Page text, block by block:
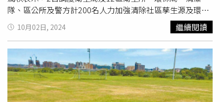
求民眾配合讓清消人員進入屋內噴藥以消滅病媒蚊。（圖／
記者甯其遠攝）新北市中和區市議員游輝宂說，新北市中和
等地幾年前就曾出現台灣罕見的屈公病，屈公病與登革熱都
發生過登革熱疫情，經過幾次的全區噴藥，民眾已經有經
驗，大多能理解並配合防疫需求。游輝宂說，雖然事出突
然，進行戶內噴藥時確實會有住戶不在家的情況，但對四
周、陽台進行噴撒，還是有足夠的效果；再加上民眾可到里
隊、區公所及警方計200名人力加強清除社區孳生源及環境
噴消。籲請市民做好防颱準備工作外，也要清除家內外積水
容器，避免孳生病媒蚊。陳潤秋說，如經査獲積水容器有孑
孓，最高可處1萬5000元罰鍰，民眾務必配合各項防疫措
施，如拒絕、規避或妨礙防治工作最高可處30萬元罰鍰。陳
潤秋強調，颱風來襲帶來的雨量容易造成積水容器，請市民
於颱風過後立即清除家戶外積水容器，共同防堵登革熱疫
情。民眾如果出現發燒、頭痛、後眼窩痛、肌肉關節痛、腹
10月02日, 2024 繼續閱讀